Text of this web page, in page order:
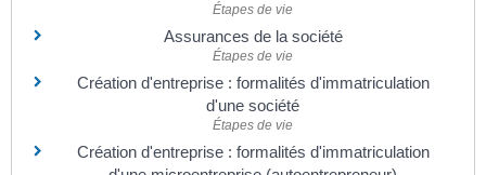
Étapes de vie
Assurances de la société
Étapes de vie
Création d'entreprise : formalités d'immatriculation
d'une société
Étapes de vie
Création d'entreprise : formalités d'immatriculation